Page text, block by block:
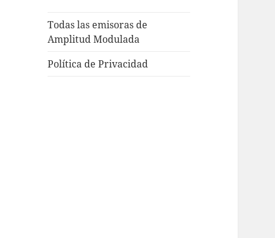
Todas las emisoras de
Amplitud Modulada
Política de Privacidad